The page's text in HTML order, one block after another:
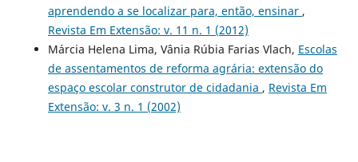
aprendendo a se localizar para, então, ensinar ,
Revista Em Extensão: v. 11 n. 1 (2012)
Márcia Helena Lima, Vânia Rúbia Farias Vlach, Escolas
de assentamentos de reforma agrária: extensão do
espaço escolar construtor de cidadania , Revista Em
Extensão: v. 3 n. 1 (2002)